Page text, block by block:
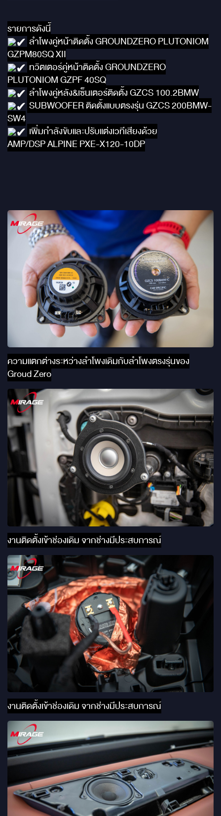
รายการดังนี้
ลำโพงคู่หน้าติดตั้ง GROUNDZERO PLUTONIOM
GZPM80SQ XII
ทวิตเตอร์คู่หน้าติดตั้ง GROUNDZERO
PLUTONIOM GZPF 40SQ
ลำโพงคู่หลัง&เซ็นเตอร์ติดตั้ง GZCS 100.2BMW
SUBWOOFER ติดตั้งแบบตรงรุ่น GZCS 200BMW-
SW4
เพิ่มกำลังขับและปรับแต่งเวทีเสียงด้วย
AMP/DSP ALPINE PXE-X120-10DP
ความแตกต่างระหว่างลำโพงเดิมกับลำโพงตรงรุ่นของ
Groud Zero
งานติดตั้งเข้าช่องเดิม จากช่างมีประสบการณ์
งานติดตั้งเข้าช่องเดิม จากช่างมีประสบการณ์